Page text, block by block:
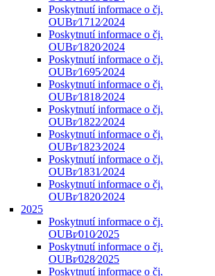
Poskytnutí informace o čj.
OUBr⁄1712⁄2024
Poskytnutí informace o čj.
OUBr⁄1820⁄2024
Poskytnutí informace o čj.
OUBr⁄1695⁄2024
Poskytnutí informace o čj.
OUBr⁄1818⁄2024
Poskytnutí informace o čj.
OUBr⁄1822⁄2024
Poskytnutí informace o čj.
OUBr⁄1823⁄2024
Poskytnutí informace o čj.
OUBr⁄1831⁄2024
Poskytnutí informace o čj.
OUBr⁄1820⁄2024
2025
Poskytnutí informace o čj.
OUBr⁄010⁄2025
Poskytnutí informace o čj.
OUBr⁄028⁄2025
Poskytnutí informace o čj.